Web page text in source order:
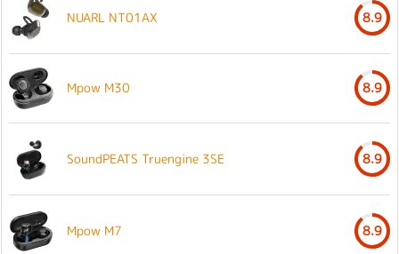
NUARL NT01AX 8.9
Mpow M30 8.9
SoundPEATS Truengine 3SE 8.9
Mpow M7 8.9